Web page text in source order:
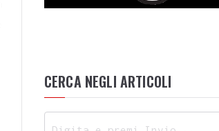
CERCA NEGLI ARTICOLI